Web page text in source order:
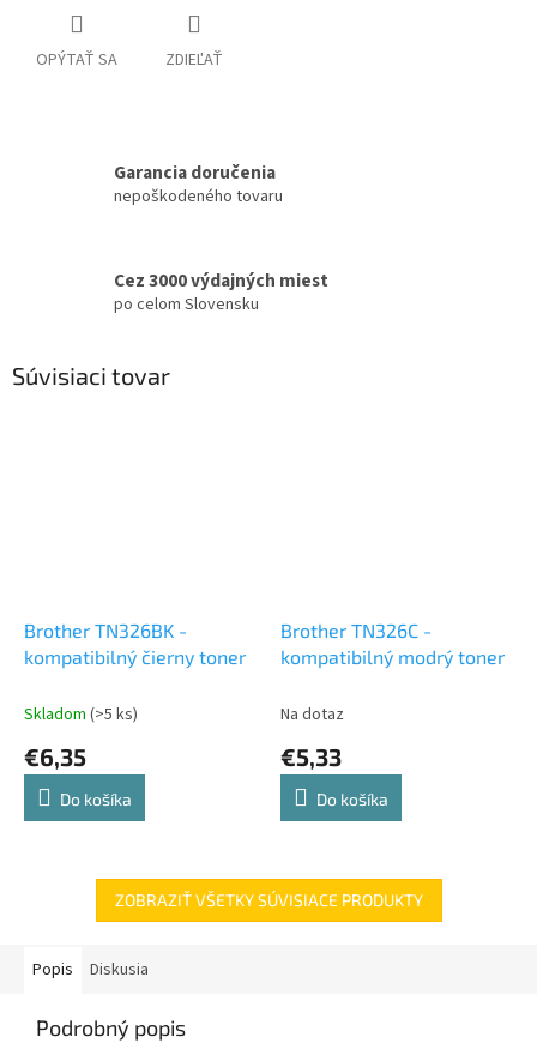
OPÝTAŤ SA ZDIEĽAŤ
Garancia doručenia
nepoškodeného tovaru
Cez 3000 výdajných miest
po celom Slovensku
Súvisiaci tovar
Brother TN326BK -
kompatibilný čierny toner
Skladom (>5 ks)
€6,35
Do košíka
Brother TN326C -
kompatibilný modrý toner
Na dotaz
€5,33
Do košíka
ZOBRAZIŤ VŠETKY SÚVISIACE PRODUKTY
Popis Diskusia
Podrobný popis